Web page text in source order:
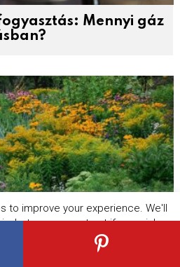
Mennyi gáz
to improve your experience. We'll
but you can opt-out if you wish.